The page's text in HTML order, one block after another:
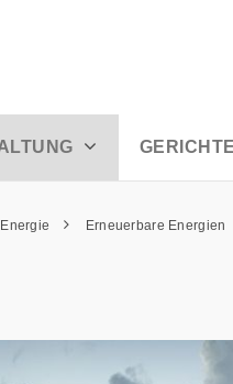
GERICHTE
Energie Erneuerbare Energien